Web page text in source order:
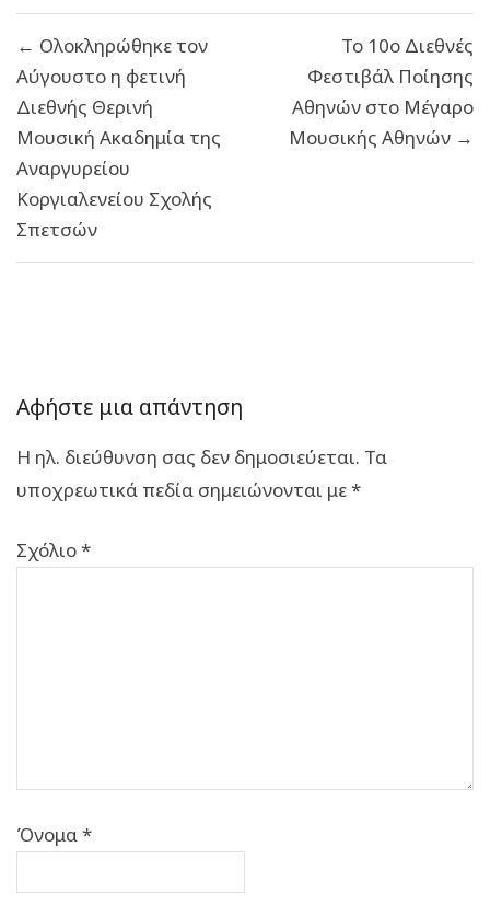
άρθρων
← Ολοκληρώθηκε τον
Αύγουστο η φετινή
Διεθνής Θερινή
Μουσική Ακαδημία της
Αναργυρείου
Κοργιαλενείου Σχολής
Σπετσών
Το 10ο Διεθνές
Φεστιβάλ Ποίησης
Αθηνών στο Μέγαρο
Μουσικής Αθηνών →
Αφήστε μια απάντηση
Η ηλ. διεύθυνση σας δεν δημοσιεύεται. Τα
υποχρεωτικά πεδία σημειώνονται με*
Σχόλιο*
Όνομα *